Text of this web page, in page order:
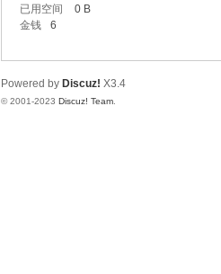
海
已用空间
0 B
金钱
6
Powered by Discuz! X3.4
© 2001-2023 Discuz! Team